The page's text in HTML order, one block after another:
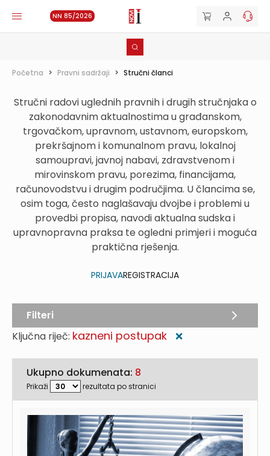
NN 85/2026
Početna > Pravni sadržaji > Stručni članci
Stručni radovi uglednih pravnih i drugih stručnjaka o
zakonodavnim aktualnostima u građanskom,
trgovačkom, upravnom, ustavnom, europskom,
prekršajnom i komunalnom pravu, lokalnoj
samoupravi, javnoj nabavi, zdravstvenom i
mirovinskom pravu, porezima, financijama,
računovodstvu i drugim područjima. U člancima se,
osim toga, često naglašavaju dvojbe i problemi u
provedbi propisa, navodi aktualna sudska i
upravnopravna praksa te ogledni primjeri i moguća
praktična rješenja.
PRIJAVAREGISTRACIJA
Ključna riječ: kazneni postupak ❌
Ukupno dokumenata: 8
Prikaži rezultata po stranici
Filteri